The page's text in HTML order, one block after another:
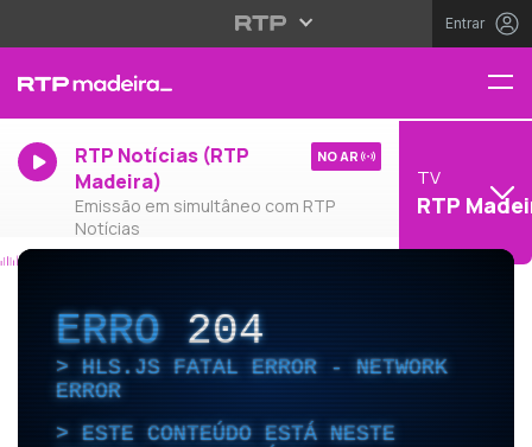
Entrar
RTP Notícias (RTP
Madeira)
Emissão em simultâneo com RTP
Notícias
NO AR
TV
RTP
ERRO204
HLS.JS FATAL ERROR - NETWORK
ERROR
ESTE CONTEÚDO ESTÁ NESTE